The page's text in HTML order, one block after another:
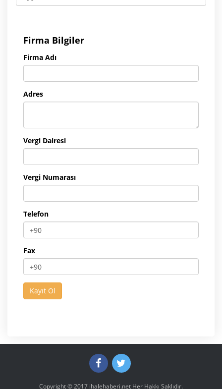
Firma Bilgiler
Firma Adı
Adres
Vergi Dairesi
Vergi Numarası
Telefon
Fax
Copyright © 2017 ihalehaberi.net Her Hakkı Saklıdır.